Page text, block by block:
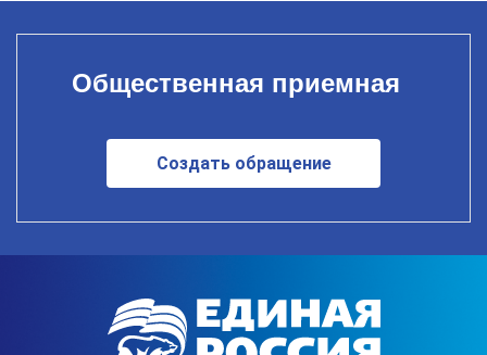
Общественная приемная
Создать обращение